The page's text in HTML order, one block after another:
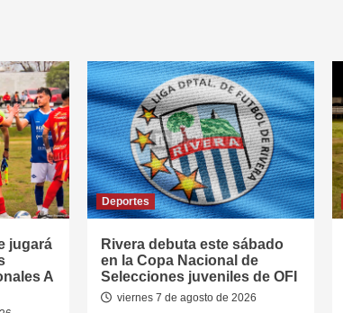
jugará
A
Deportes
Rivera debuta este sábado
en la Copa Nacional de
Selecciones juveniles de OFI
viernes 7 de agosto de 2026